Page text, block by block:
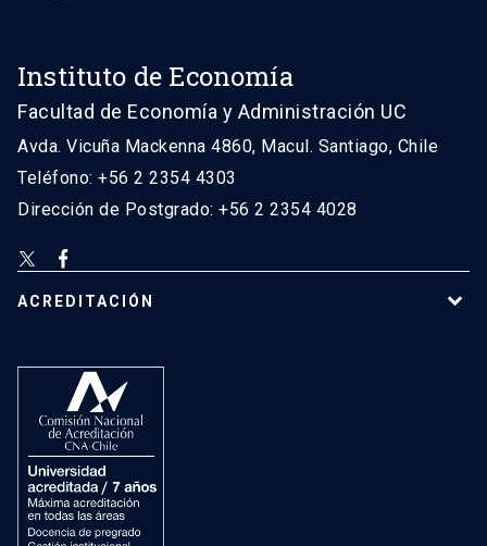
Instituto de Economía
Facultad de Economía y Administración UC
Avda. Vicuña Mackenna 4860, Macul. Santiago, Chile
Teléfono: +56 2 2354 4303
Dirección de Postgrado: +56 2 2354 4028
ACREDITACIÓN